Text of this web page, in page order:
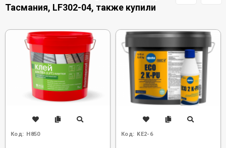
Тасмания, LF302-04, также купили
Код: H850 Код: KE2-6